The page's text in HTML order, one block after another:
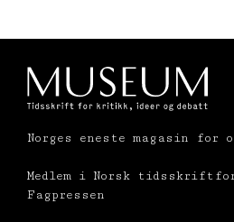
Norges eneste magasin for
Medlem i Norsk
Fagpressen